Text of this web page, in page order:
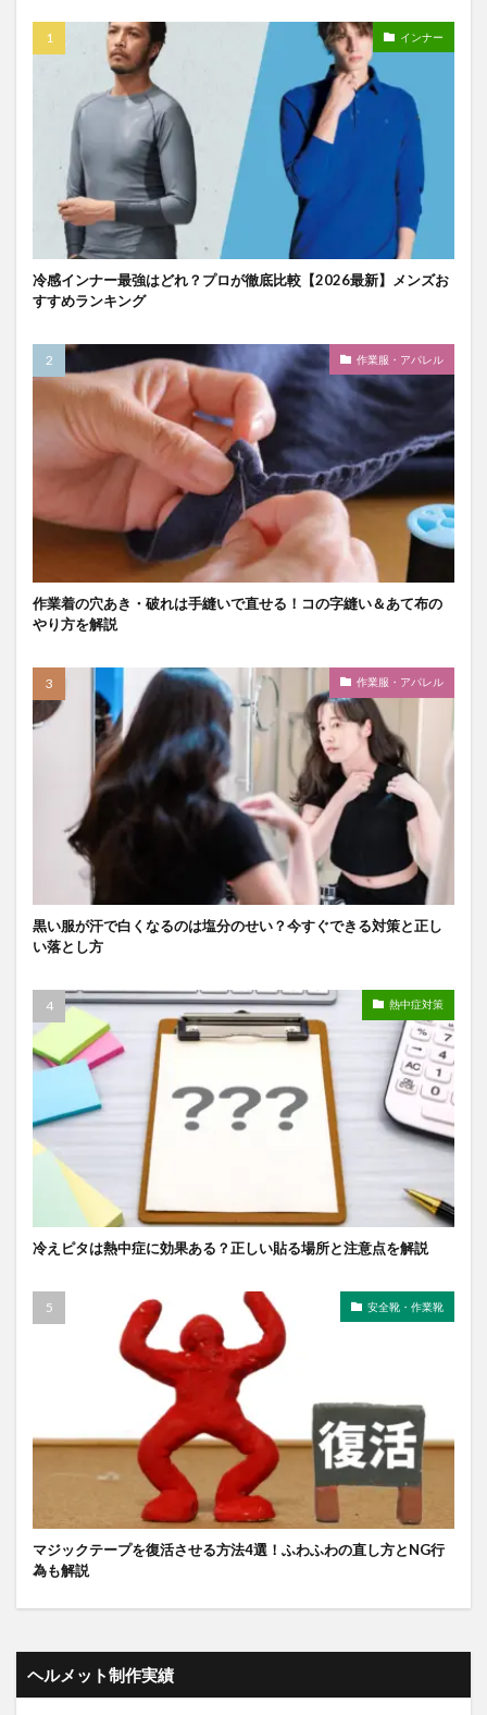
インナー
冷感インナー最強はどれ？プロが徹底比較【2026最新】メンズお
すすめランキング
作業服・アパレル
作業着の穴あき・破れは手縫いで直せる！コの字縫い＆あて布の
やり方を解説
作業服・アパレル
黒い服が汗で白くなるのは塩分のせい？今すぐできる対策と正し
い落とし方
熱中症対策
冷えピタは熱中症に効果ある？正しい貼る場所と注意点を解説
安全靴・作業靴
マジックテープを復活させる方法4選！ふわふわの直し方とNG行
為も解説
ヘルメット制作実績